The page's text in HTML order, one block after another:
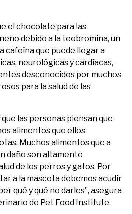
el chocolate para las
debido a la teobromina, un
cafeína que puede llegar a
neurológicas y cardíacas,
desconocidos por muchos
para la salud de las
las personas piensan que
alimentos que ellos
Muchos alimentos que a
daño son altamente
de los perros y gatos. Por
a la mascota debemos acudir
qué y qué no darles”, asegura
de Pet Food Institute.